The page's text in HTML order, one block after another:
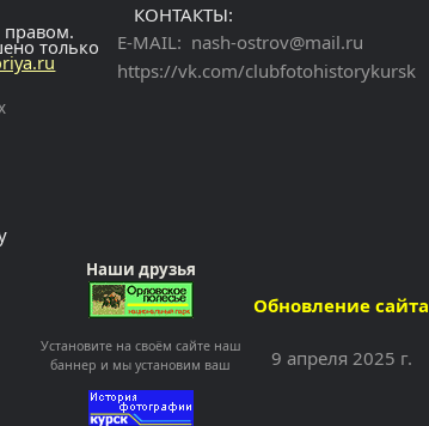
правом.
только
КОНТАКТЫ:
E-MAIL: nash-ostrov@mail.ru
https://vk.com/clubfotohistorykursk
Наши друзья
Установите на своём сайте наш
баннер и мы установим ваш
Обновление сайта
9 апреля 2025 г.